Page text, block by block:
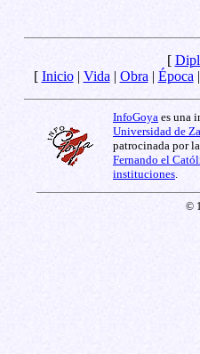
[
[ Inicio| Vida | Obra | Época
InfoGoya es una
Universidad de
patrocinada por
Fernando el
instituciones
©